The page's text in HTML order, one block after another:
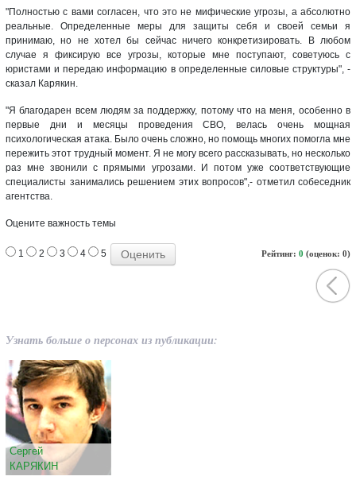
"Полностью с вами согласен, что это не мифические угрозы, а абсолютно
реальные. Определенные меры для защиты себя и своей семьи я
принимаю, но не хотел бы сейчас ничего конкретизировать. В любом
случае я фиксирую все угрозы, которые мне поступают, советуюсь с
юристами и передаю информацию в определенные силовые структуры", -
сказал Карякин.
"Я благодарен всем людям за поддержку, потому что на меня, особенно в
первые дни и месяцы проведения СВО, велась очень мощная
психологическая атака. Было очень сложно, но помощь многих помогла мне
пережить этот трудный момент. Я не могу всего рассказывать, но несколько
раз мне звонили с прямыми угрозами. И потом уже соответствующие
специалисты занимались решением этих вопросов",- отметил собеседник
агентства.
Оцените важность темы
Рейтинг: 0 (оценок: 0)
1 2 3 4 5
Узнать больше о персонах из публикации:
Сергей
КАРЯКИН